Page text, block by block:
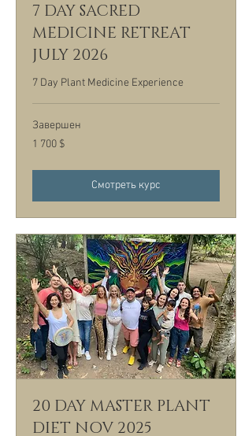
7 DAY SACRED
MEDICINE RETREAT
JULY 2026
7 Day Plant Medicine Experience
Завершен
1 700
долларов
1 700 $
Смотреть курс
20 DAY MASTER PLANT
DIET NOV 2025